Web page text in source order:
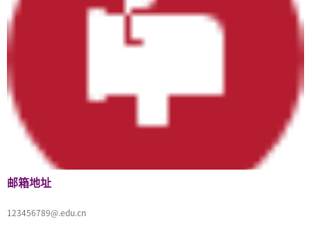
邮箱地址
123456789@.edu.cn